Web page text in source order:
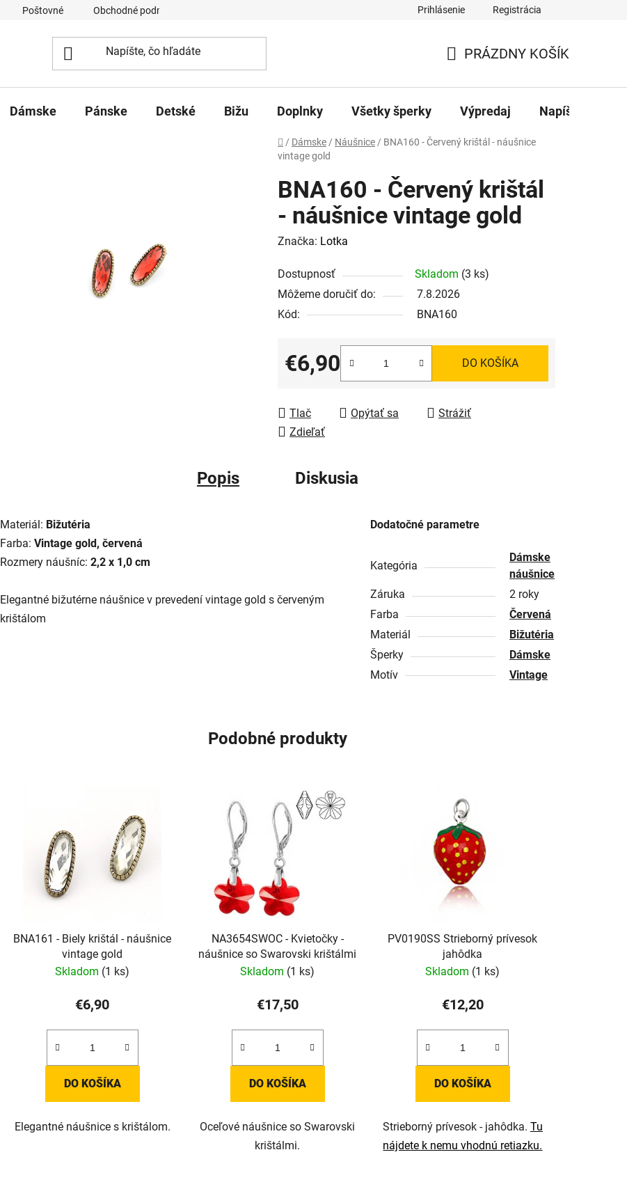
Poštovné Obchodné podmienky Prihlásenie Registrácia
KOŠÍK
PRÁZDNY KOŠÍK
Dámske Pánske Detské Bižu Doplnky Všetky šperky Výpredaj Napíšte nám
Domov
/ Dámske / Náušnice / BNA160 - Červený krištál - náušnice
vintage gold
BNA160 - Červený krištál
- náušnice vintage gold
Značka: Lotka
Dostupnosť Skladom (3 ks)
Môžeme doručiť do:
7.8.2026
Kód:
BNA160
€6,90
Jednotková cena:
DO KOŠÍKA
Tlač Opýtať sa
Strážiť
Zdieľať
Popis Diskusia
Materiál: Bižutéria
Farba: Vintage gold, červená
Rozmery náušníc: 2,2 x 1,0 cm
Elegantné bižutérne náušnice v prevedení vintage gold s červeným
krištálom
Dodatočné parametre
Kategória
Dámske
náušnice
Záruka
2 roky
Farba
Červená
Materiál
Bižutéria
Šperky
Dámske
Motív
Vintage
Podobné produkty
BNA161 - Biely krištál - náušnice
vintage gold
Skladom (1 ks)
€6,90
DO KOŠÍKA
Elegantné náušnice s krištálom.
NA3654SWOC - Kvietočky -
náušnice so Swarovski krištálmi
Skladom (1 ks)
€17,50
DO KOŠÍKA
Oceľové náušnice so Swarovski
krištálmi.
PV0190SS Strieborný prívesok
jahôdka
Skladom (1 ks)
€12,20
DO KOŠÍKA
Strieborný prívesok - jahôdka. Tu
nájdete k nemu vhodnú retiazku.